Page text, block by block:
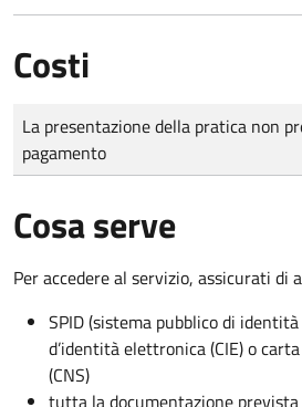
Costi
Tipo di pagamento
Importo
La presentazione della pratica non
pagamento
Cosa serve
Per accedere al servizio, assicurati di
SPID (sistema pubblico di
d’identità elettronica (CIE) o
(CNS)
tutta la documentazione